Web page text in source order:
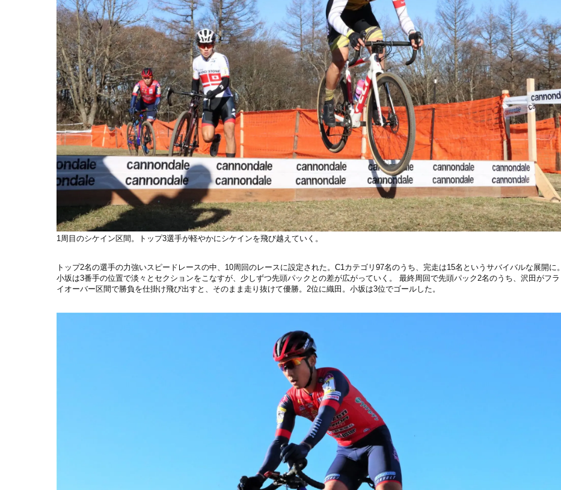
1周目のシケイン区間。トップ3選手が軽やかにシケインを飛び越えていく。
トップ2名の選手の力強いスピードレースの中、10周回のレースに設定された。C1カテゴリ97名のうち、完走は15名というサバイバルな展開に。
小坂は3番手の位置で淡々とセクションをこなすが、少しずつ先頭パックとの差が広がっていく。 最終周回で先頭パック2名のうち、沢田がフラ
イオーバー区間で勝負を仕掛け飛び出すと、そのまま走り抜けて優勝。2位に織田。小坂は3位でゴールした。